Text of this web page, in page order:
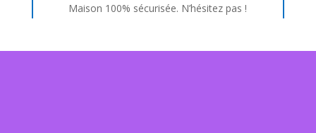
Maison 100% sécurisée. N’hésitez pas !